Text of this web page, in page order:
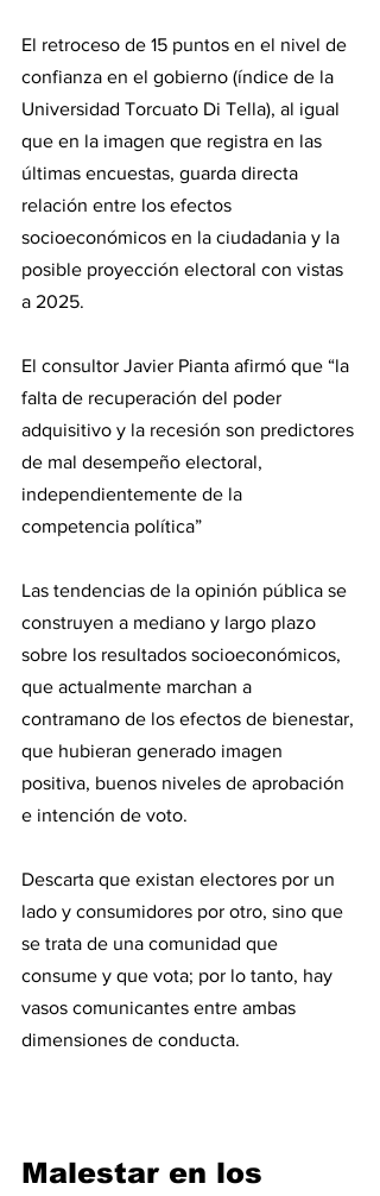
El retroceso de 15 puntos en el nivel de
confianza en el gobierno (índice de la
Universidad Torcuato Di Tella), al igual
que en la imagen que registra en las
últimas encuestas, guarda directa
relación entre los efectos
socioeconómicos en la ciudadania y la
posible proyección electoral con vistas
a 2025.
El consultor Javier Pianta afirmó que “la
falta de recuperación del poder
adquisitivo y la recesión son predictores
de mal desempeño electoral,
independientemente de la
competencia política”
Las tendencias de la opinión pública se
construyen a mediano y largo plazo
sobre los resultados socioeconómicos,
que actualmente marchan a
contramano de los efectos de bienestar,
que hubieran generado imagen
positiva, buenos niveles de aprobación
e intención de voto.
Descarta que existan electores por un
lado y consumidores por otro, sino que
se trata de una comunidad que
consume y que vota; por lo tanto, hay
vasos comunicantes entre ambas
dimensiones de conducta.
Malestar en los